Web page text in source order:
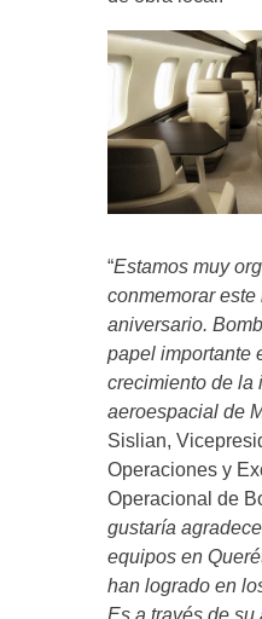
“Estamos muy
conmemorar este
aniversario.
papel importante
crecimiento de la
aeroespacial de
Sislian,
Operaciones y
Operacional de
gustaría
equipos en
han logrado en